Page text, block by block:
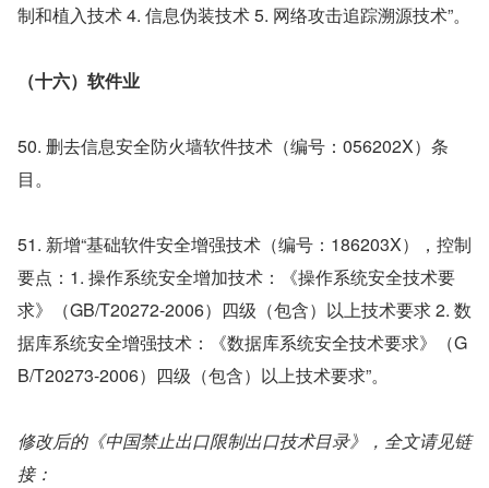
制和植入技术 4. 信息伪装技术 5. 网络攻击追踪溯源技术”。
（十六）软件业
50. 删去信息安全防火墙软件技术（编号：056202X）条
目。
51. 新增“基础软件安全增强技术（编号：186203X），控制
要点：1. 操作系统安全增加技术：《操作系统安全技术要
求》（GB/T20272-2006）四级（包含）以上技术要求 2. 数
据库系统安全增强技术：《数据库系统安全技术要求》（G
B/T20273-2006）四级（包含）以上技术要求”。
修改后的《中国禁止出口限制出口技术目录》，全文请见链
接：